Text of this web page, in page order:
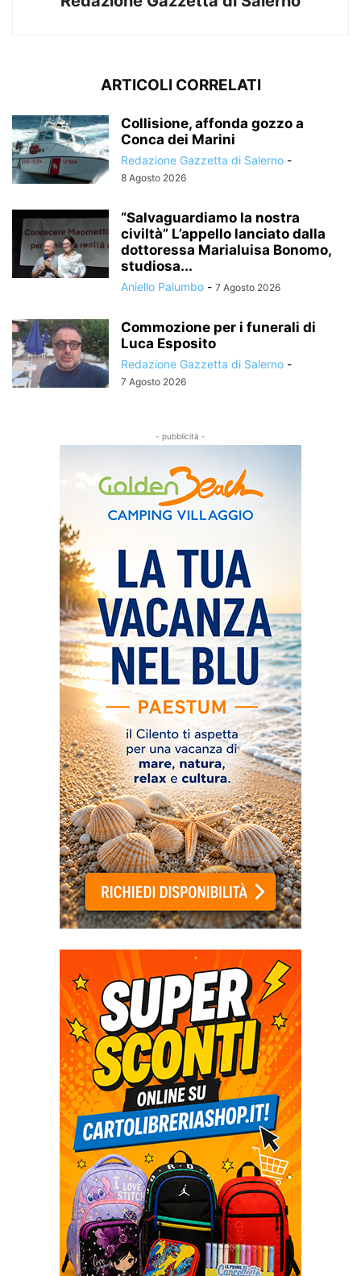
ARTICOLI CORRELATI
Collisione, affonda gozzo a
Conca dei Marini
Redazione Gazzetta di Salerno -
8 Agosto 2026
“Salvaguardiamo la nostra
civiltà” L’appello lanciato dalla
dottoressa Marialuisa Bonomo,
studiosa...
Aniello Palumbo - 7 Agosto 2026
Commozione per i funerali di
Luca Esposito
Redazione Gazzetta di Salerno -
7 Agosto 2026
- pubblicità -